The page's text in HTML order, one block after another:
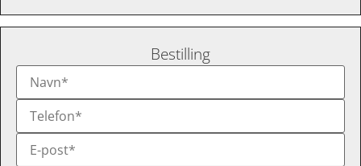
Bestilling